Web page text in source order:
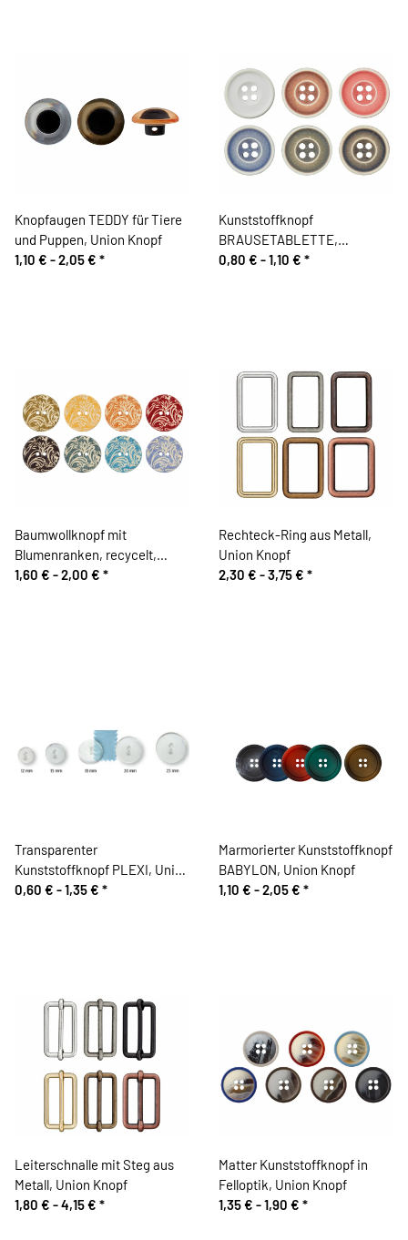
Knopfaugen TEDDY für Tiere
und Puppen, Union Knopf
1,10 € -2,05 € *
Kunststoffknopf
BRAUSETABLETTE,
gesprenkelt, Union Knopf
0,80 € -1,10 € *
Baumwollknopf mit
Blumenranken, recycelt,
Union Knopf
1,60 € -2,00 € *
Rechteck-Ring aus Metall,
Union Knopf
2,30 € -3,75 € *
Transparenter
Kunststoffknopf PLEXI, Union
Knopf
0,60 € -1,35 € *
Marmorierter Kunststoffknopf
BABYLON, Union Knopf
1,10 € -2,05 € *
Leiterschnalle mit Steg aus
Metall, Union Knopf
1,80 € -4,15 € *
Matter Kunststoffknopf in
Felloptik, Union Knopf
1,35 € -1,90 € *